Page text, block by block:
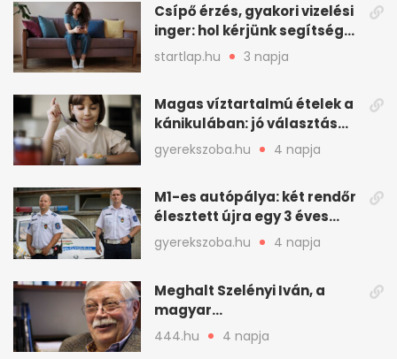
Csípő érzés, gyakori vizelési
inger: hol kérjünk segítséget
felfázás esetén?
startlap.hu 3 napja
Magas víztartalmú ételek a
kánikulában: jó választás
gyerekeknek
gyerekszoba.hu 4 napja
M1-es autópálya: két rendőr
élesztett újra egy 3 éves
kisfiút
gyerekszoba.hu 4 napja
Meghalt Szelényi Iván, a
magyar
társadalomtudomány
meghatározó alakja
444.hu 4 napja